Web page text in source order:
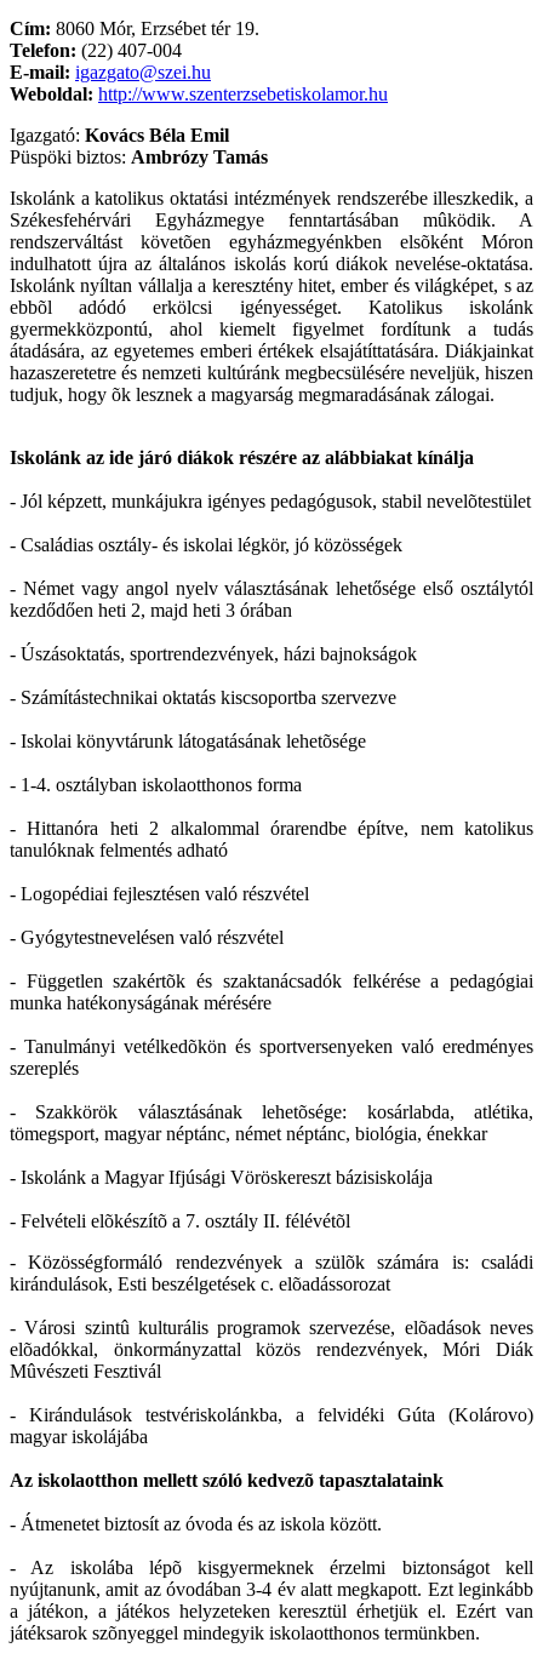
Cím: 8060 Mór, Erzsébet tér 19.
Telefon: (22) 407-004
E-mail: igazgato@szei.hu
Weboldal: http://www.szenterzsebetiskolamor.hu
Igazgató: Kovács Béla Emil
Püspöki biztos: Ambrózy Tamás
Iskolánk a katolikus oktatási intézmények rendszerébe illeszkedik, a
Székesfehérvári Egyházmegye fenntartásában mûködik. A
rendszerváltást követõen egyházmegyénkben elsõként Móron
indulhatott újra az általános iskolás korú diákok nevelése-oktatása.
Iskolánk nyíltan vállalja a keresztény hitet, ember és világképet, s az
ebbõl adódó erkölcsi igényességet. Katolikus iskolánk
gyermekközpontú, ahol kiemelt figyelmet fordítunk a tudás
átadására, az egyetemes emberi értékek elsajátíttatására. Diákjainkat
hazaszeretetre és nemzeti kultúránk megbecsülésére neveljük, hiszen
tudjuk, hogy õk lesznek a magyarság megmaradásának zálogai.
Iskolánk az ide járó diákok részére az alábbiakat kínálja
- Jól képzett, munkájukra igényes pedagógusok, stabil nevelõtestület
- Családias osztály- és iskolai légkör, jó közösségek
- Német vagy angol nyelv választásának lehetősége első osztálytól
kezdődően heti 2, majd heti 3 órában
- Úszásoktatás, sportrendezvények, házi bajnokságok
- Számítástechnikai oktatás kiscsoportba szervezve
- Iskolai könyvtárunk látogatásának lehetõsége
- 1-4. osztályban iskolaotthonos forma
- Hittanóra heti 2 alkalommal órarendbe építve, nem katolikus
tanulóknak felmentés adható
- Logopédiai fejlesztésen való részvétel
- Gyógytestnevelésen való részvétel
- Független szakértõk és szaktanácsadók felkérése a pedagógiai
munka hatékonyságának mérésére
- Tanulmányi vetélkedõkön és sportversenyeken való eredményes
szereplés
- Szakkörök választásának lehetõsége: kosárlabda, atlétika,
tömegsport, magyar néptánc, német néptánc, biológia, énekkar
- Iskolánk a Magyar Ifjúsági Vöröskereszt bázisiskolája
- Felvételi elõkészítõ a 7. osztály II. félévétõl
- Közösségformáló rendezvények a szülõk számára is: családi
kirándulások, Esti beszélgetések c. elõadássorozat
- Városi szintû kulturális programok szervezése, elõadások neves
elõadókkal, önkormányzattal közös rendezvények, Móri Diák
Mûvészeti Fesztivál
- Kirándulások testvériskolánkba, a felvidéki Gúta (Kolárovo)
magyar iskolájába
Az iskolaotthon mellett szóló kedvezõ tapasztalataink
- Átmenetet biztosít az óvoda és az iskola között.
- Az iskolába lépõ kisgyermeknek érzelmi biztonságot kell
nyújtanunk, amit az óvodában 3-4 év alatt megkapott. Ezt leginkább
a játékon, a játékos helyzeteken keresztül érhetjük el. Ezért van
játéksarok szõnyeggel mindegyik iskolaotthonos termünkben.